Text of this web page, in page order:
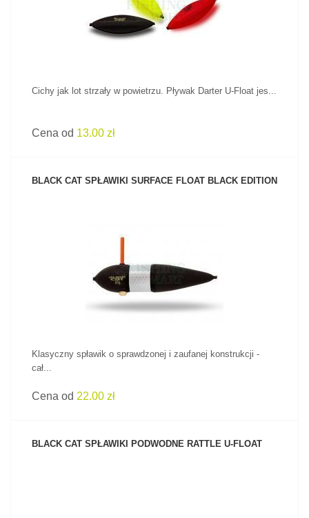
Cichy jak lot strzały w powietrzu. Pływak Darter U-Float jes...
Cena od 13.00 zł
BLACK CAT SPŁAWIKI SURFACE FLOAT BLACK EDITION
Klasyczny spławik o sprawdzonej i zaufanej konstrukcji -
cał...
Cena od 22.00 zł
BLACK CAT SPŁAWIKI PODWODNE RATTLE U-FLOAT